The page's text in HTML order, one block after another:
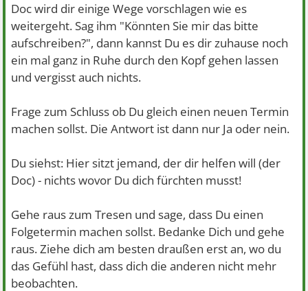
Doc wird dir einige Wege vorschlagen wie es
weitergeht. Sag ihm "Könnten Sie mir das bitte
aufschreiben?", dann kannst Du es dir zuhause noch
ein mal ganz in Ruhe durch den Kopf gehen lassen
und vergisst auch nichts.
Frage zum Schluss ob Du gleich einen neuen Termin
machen sollst. Die Antwort ist dann nur Ja oder nein.
Du siehst: Hier sitzt jemand, der dir helfen will (der
Doc) - nichts wovor Du dich fürchten musst!
Gehe raus zum Tresen und sage, dass Du einen
Folgetermin machen sollst. Bedanke Dich und gehe
raus. Ziehe dich am besten draußen erst an, wo du
das Gefühl hast, dass dich die anderen nicht mehr
beobachten.